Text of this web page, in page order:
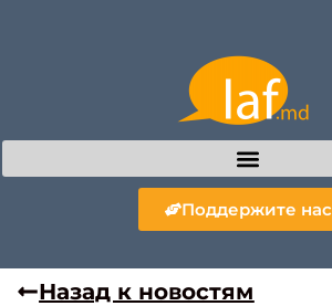
Поддержите нас
Назад к новостям